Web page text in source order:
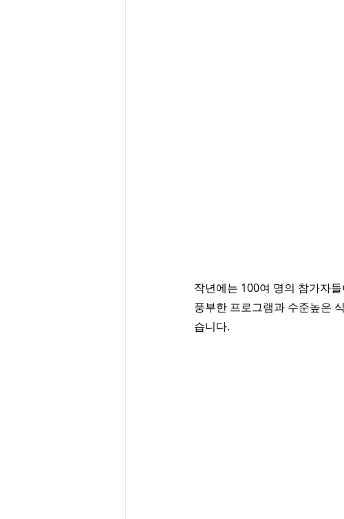
작년에는 100여 명의 참가자
풍부한 프로그램과 수준높은
습니다.